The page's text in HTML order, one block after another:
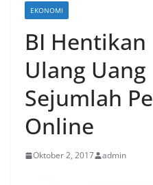
EKONOMI
BI Hentikan
Ulang
Sejumlah
Online
Oktober 2, 2017 admin